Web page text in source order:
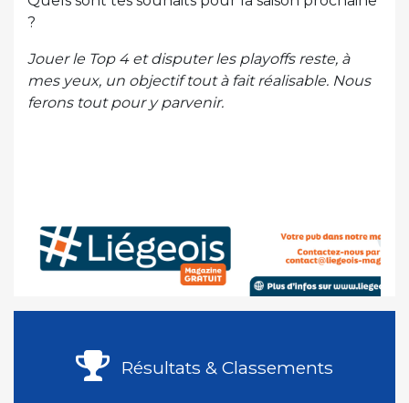
?
Jouer le Top 4 et disputer les playoffs reste, à
mes yeux, un objectif tout à fait réalisable. Nous
ferons tout pour y parvenir.
Résultats & Classements